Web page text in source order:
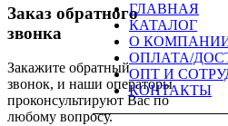
ГЛАВНАЯ
КАТАЛОГ
О
ОПЛАТА/
ОПТ И
КОНТАКТЫ
Заказ обратного
звонка
Закажите обратный
звонок, и наши операторы
проконсультируют Вас по
любому вопросу.